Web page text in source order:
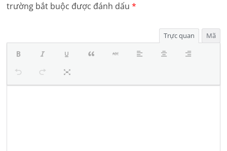
trường bắt buộc được đánh dấu*
Trực quan Mã